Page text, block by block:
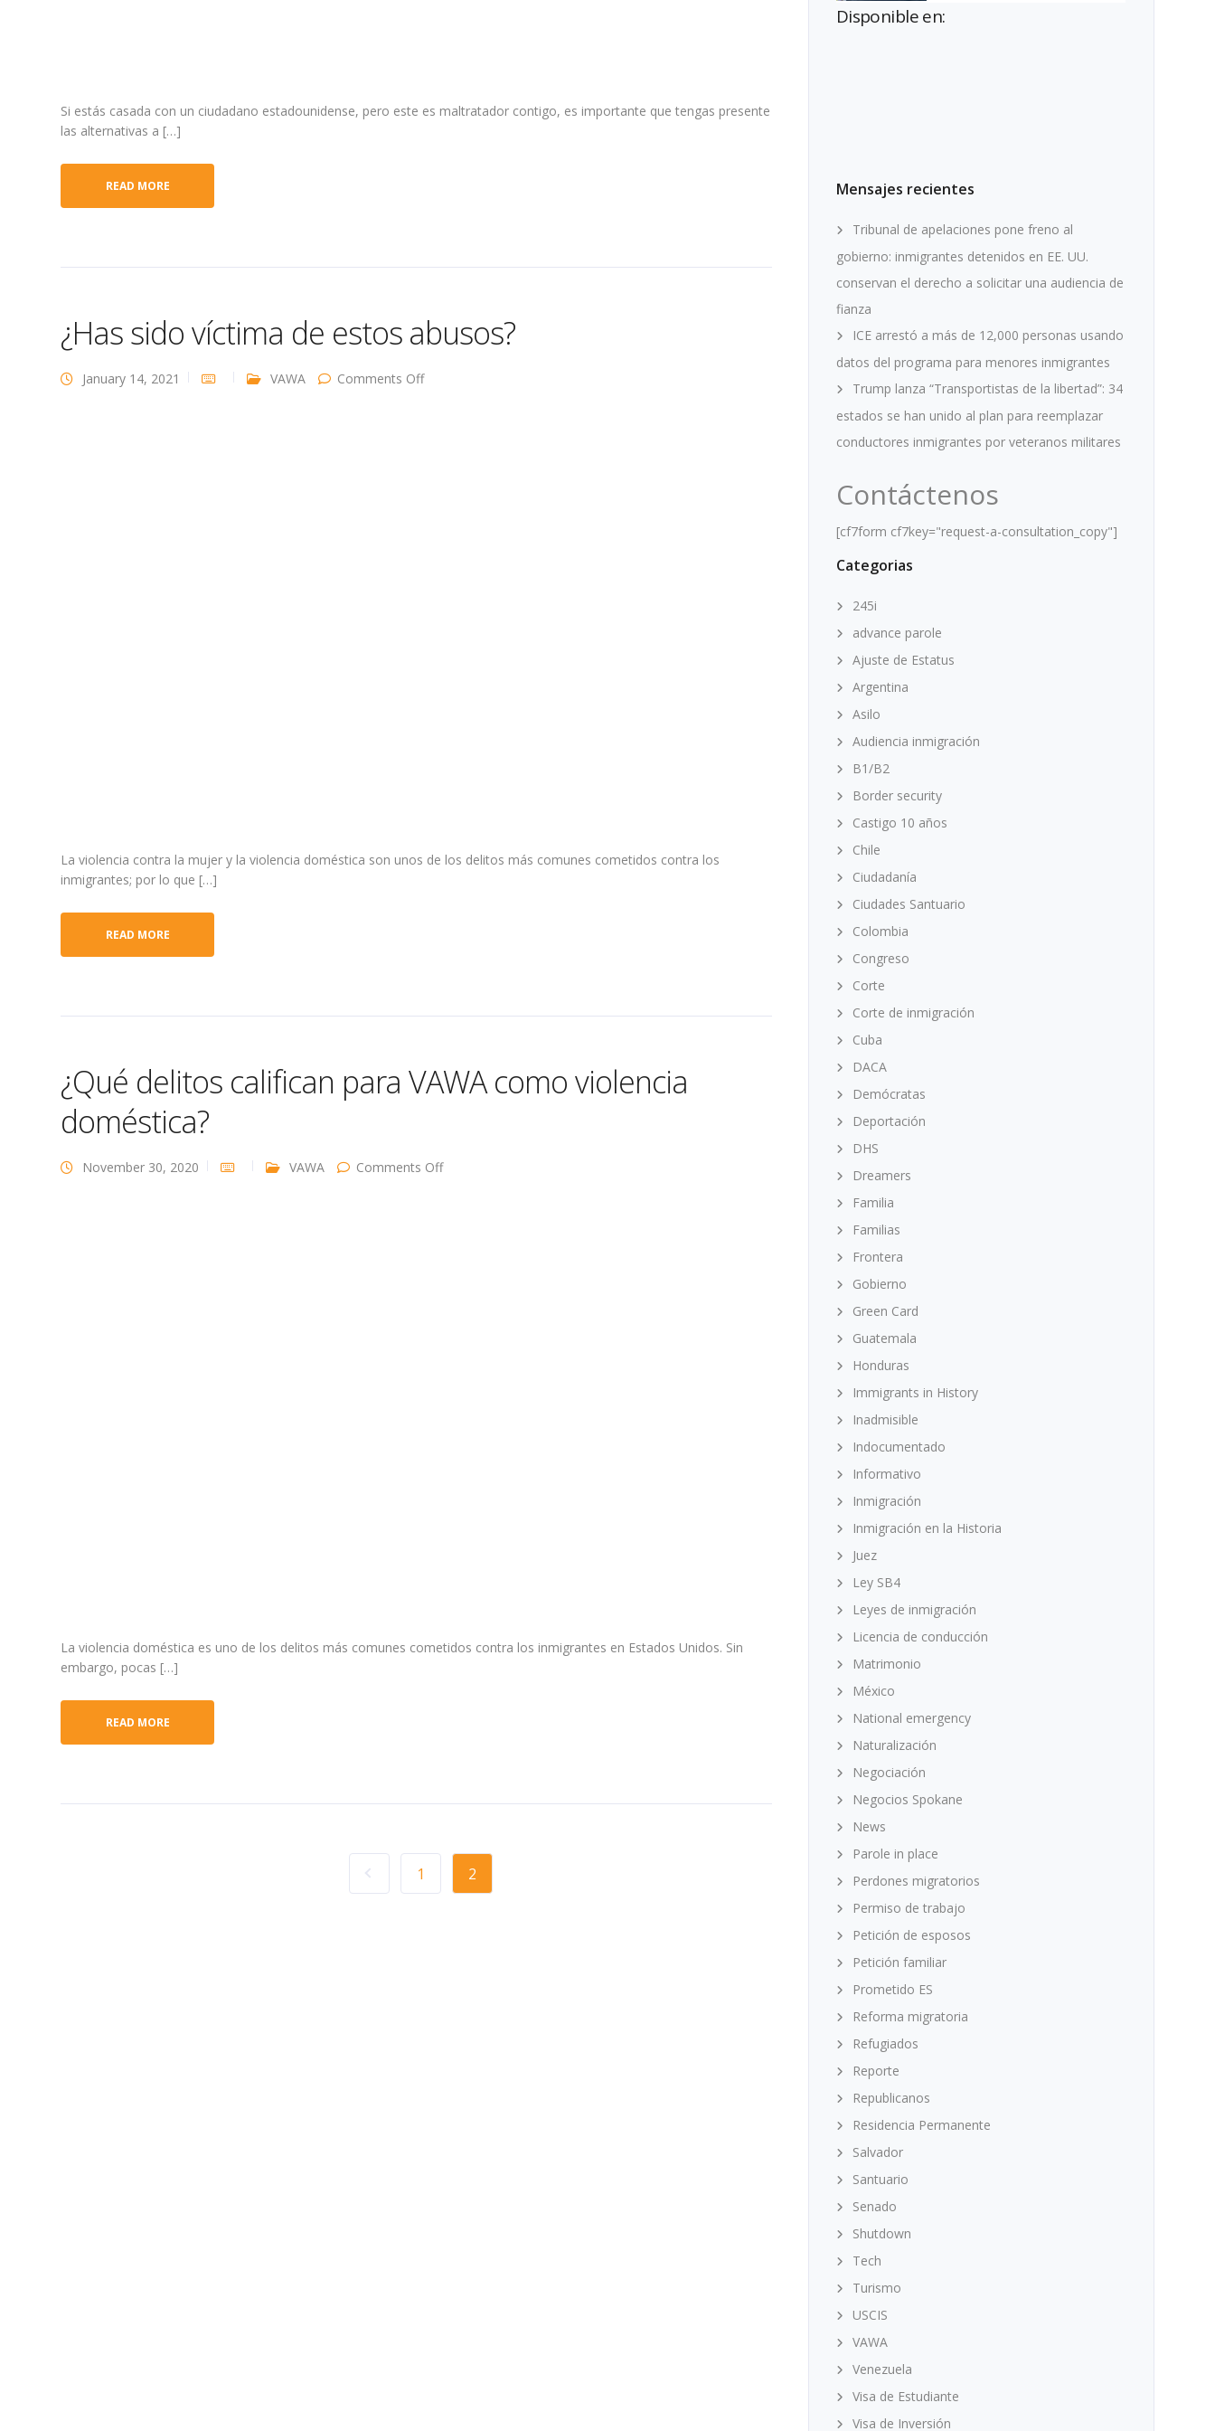
Si estás casada con un ciudadano estadounidense, pero este es maltratador contigo, es importante que tengas presente
las alternativas a […]
READ MORE
¿Has sido víctima de estos abusos?
January 14, 2021 VAWA Comments Offon
La violencia contra la mujer y la violencia doméstica son unos de los delitos más comunes cometidos contra los
inmigrantes; por lo que […]
READ MORE
¿Qué delitos califican para VAWA como violencia
doméstica?
November 30, 2020 VAWA Comments Offon
La violencia doméstica es uno de los delitos más comunes cometidos contra los inmigrantes en Estados Unidos. Sin
embargo, pocas […]
READ MORE
1 2
Disponible en:
Mensajes recientes
Tribunal de apelaciones pone freno al
gobierno: inmigrantes detenidos en EE. UU.
conservan el derecho a solicitar una audiencia de
fianza
ICE arrestó a más de 12,000 personas usando
datos del programa para menores inmigrantes
Trump lanza “Transportistas de la libertad”: 34
estados se han unido al plan para reemplazar
conductores inmigrantes por veteranos militares
Contáctenos
[cf7form cf7key="request-a-consultation_copy"]
Categorias
245i
advance parole
Ajuste de Estatus
Argentina
Asilo
Audiencia inmigración
B1/B2
Border security
Castigo 10 años
Chile
Ciudadanía
Ciudades Santuario
Colombia
Congreso
Corte
Corte de inmigración
Cuba
DACA
Demócratas
Deportación
DHS
Dreamers
Familia
Familias
Frontera
Gobierno
Green Card
Guatemala
Honduras
Immigrants in History
Inadmisible
Indocumentado
Informativo
Inmigración
Inmigración en la Historia
Juez
Ley SB4
Leyes de inmigración
Licencia de conducción
Matrimonio
México
National emergency
Naturalización
Negociación
Negocios Spokane
News
Parole in place
Perdones migratorios
Permiso de trabajo
Petición de esposos
Petición familiar
Prometido ES
Reforma migratoria
Refugiados
Reporte
Republicanos
Residencia Permanente
Salvador
Santuario
Senado
Shutdown
Tech
Turismo
USCIS
VAWA
Venezuela
Visa de Estudiante
Visa de Inversión